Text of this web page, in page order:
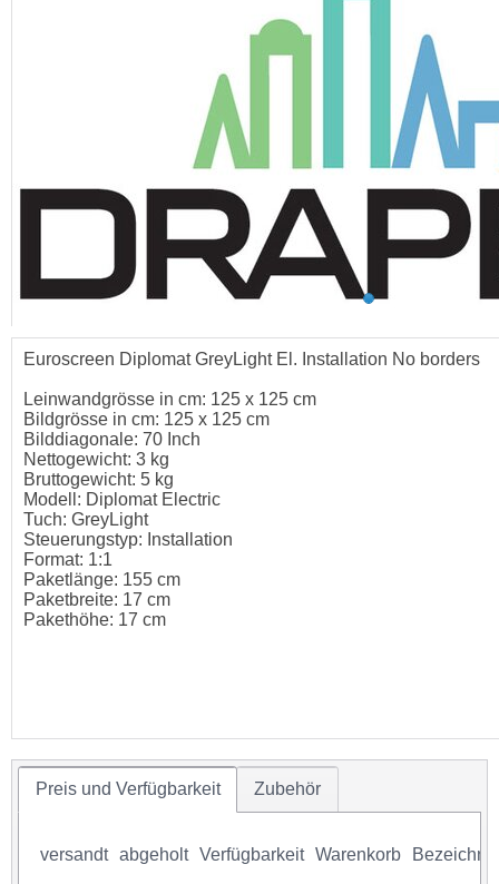
Euroscreen Diplomat GreyLight El. Installation No borders
Leinwandgrösse in cm: 125 x 125 cm
Bildgrösse in cm: 125 x 125 cm
Bilddiagonale: 70 Inch
Nettogewicht: 3 kg
Bruttogewicht: 5 kg
Modell: Diplomat Electric
Tuch: GreyLight
Steuerungstyp: Installation
Format: 1:1
Paketlänge: 155 cm
Paketbreite: 17 cm
Pakethöhe: 17 cm
Preis und Verfügbarkeit Zubehör
versandt abgeholt Verfügbarkeit Warenkorb